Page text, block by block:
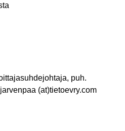
puh.
(at)tietoevry.com